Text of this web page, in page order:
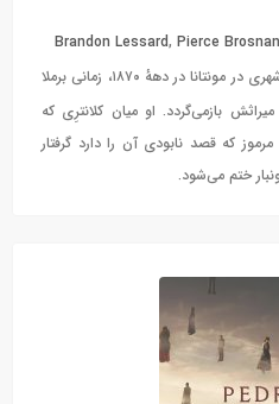
Brandon Lessard, Pierce Brosnan
رازهای دفن‌شدهٔ شهری در مونتانا در دههٔ ۱۸۷۰، زمانی برملا
بازمی‌گردد. او میان کلانترِی که
که قصد نابودی آن را دارد گرفتار
ختم می‌شود.